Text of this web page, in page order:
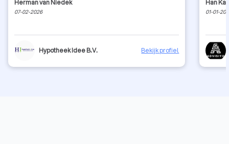
Herman van Niedek
07-02-2026
Hypotheek Idee B.V. Bekijk profiel
Han
01-01-